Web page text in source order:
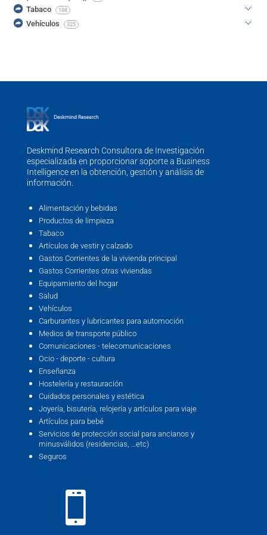
Tabaco 108
Vehículos 325
Deskmind Research Consultora de Investigación
especializada en proporcionar soporte a Business
Intelligence en la obtención, gestión y análisis de
información.
Alimentación y bebidas
Productos de limpieza
Tabaco
Artículos de vestir y calzado
Gastos Corrientes de la vivienda principal
Gastos Corrientes otras viviendas
Equipamiento del hogar
Salud
Vehículos
Carburantes y lubricantes para automoción
Medios de transporte público
Comunicaciones - telecomunicaciones
Ocio - deporte - cultura
Enseñanza
Hostelería y restauración
Cuidados personales y estética
Joyería, bisutería, relojería y artículos para viaje
Artículos para bebé
Servicios de protección social para ancianos y
minusválidos (residencias, …etc)
Seguros